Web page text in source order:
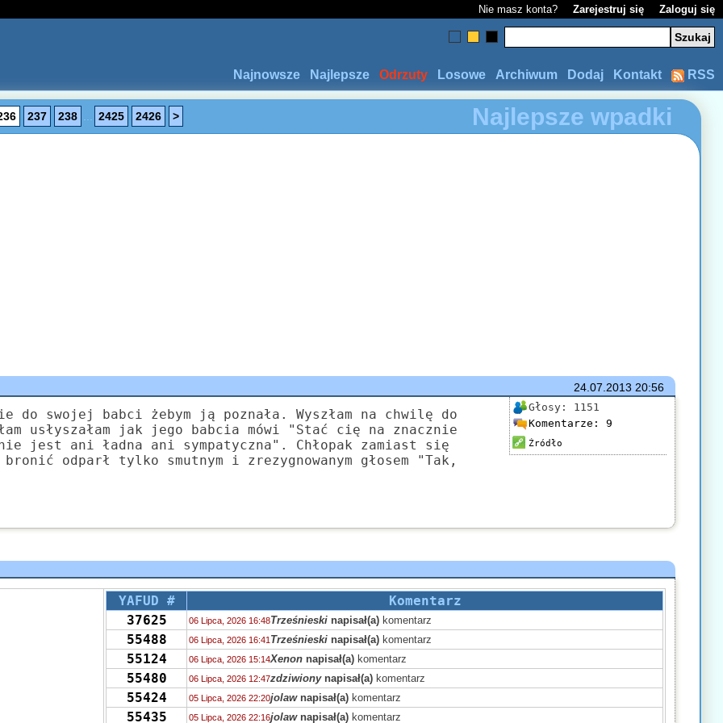
Nie masz konta? Zarejestruj się Zaloguj się
RSS
Kontakt
Dodaj
Archiwum
Losowe
Odrzuty
Najlepsze
Najnowsze
Najlepsze wpadki
237 238 2425 2426 >
24.07.2013 20:56
Głosy: 1151
Komentarze: 9
Źródło
do swojej babci żebym ją poznała. Wyszłam na chwilę do
usłyszałam jak jego babcia mówi "Stać cię na znacznie
jest ani ładna ani sympatyczna". Chłopak zamiast się
odparł tylko smutnym i zrezygnowanym głosem "Tak,
YAFUD #
Komentarz
37625
06 Lipca, 2026 16:48Trześnieski napisał(a) komentarz
55488 06 Lipca, 2026 16:41 Trześnieski napisał(a) komentarz
55124 06 Lipca, 2026 15:14Xenon napisał(a) komentarz
55480 06 Lipca, 2026 12:47zdziwionynapisał(a) komentarz
55424 05 Lipca, 2026 22:20jolawnapisał(a) komentarz
55435 05 Lipca, 2026 22:16jolawnapisał(a) komentarz